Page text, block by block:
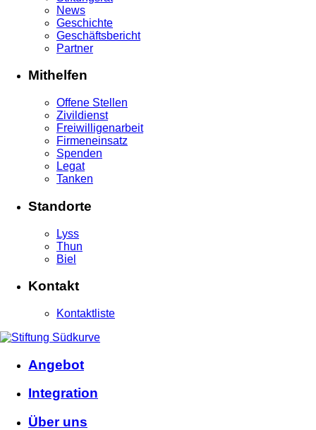
News
Geschichte
Geschäftsbericht
Partner
Mithelfen
Offene Stellen
Zivildienst
Freiwilligenarbeit
Firmeneinsatz
Spenden
Legat
Tanken
Standorte
Lyss
Thun
Biel
Kontakt
Kontaktliste
Angebot
Integration
Über uns